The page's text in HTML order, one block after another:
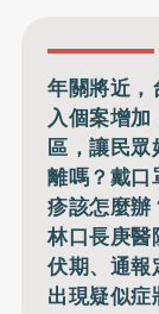
年關將近
入個案增
區，讓民
離嗎？戴
疹該怎麼
林口長庚
伏期、通
出現疑似症